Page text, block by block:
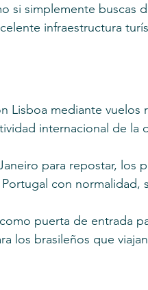
si simplemente buscas
infraestructura
Lisboa mediante vuelos
internacional de la
para repostar, los
con normalidad,
puerta de entrada
los brasileños que